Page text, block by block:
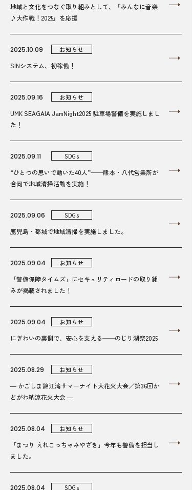
地域と文化をつなぐ取り組みとして、『みんなに音楽
♪大作戦！2025』を応援
2025.10.09 お知らせ
SINシステム、初稼働！
2025.09.16 お知らせ
UMK SEAGAIA JamNight2025 駐車場警備を実施しまし
た！
2025.09.11 SDGs
“ひとつの思いで動いた40人”──熊本・八代営業所が
合同で地域清掃活動を実施！
2025.09.06 SDGs
鹿児島・都城で地域清掃を実施しました。
2025.09.04 お知らせ
「警備保障タイムズ」にセキュリティロードの取り組
みが掲載されました！
2025.09.04 お知らせ
にぎわいの裏側で、安心を支える──のじり湖祭2025
2025.08.29 お知らせ
― かごしま錦江湾サマーナイト大花火大会／第36回か
どがわ納涼花火大会 ―
2025.08.04 お知らせ
「まつり えれこっちゃみやざき」今年も警備を担当し
ました。
2025.08.04 SDGs